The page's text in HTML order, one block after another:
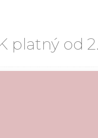
platný od